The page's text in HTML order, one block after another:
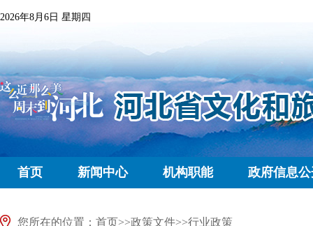
2026年8月6日 星期四
首页 新闻中心 机构职能 政府信息
您所在的位置： 首页>>政策文件>>行业政策